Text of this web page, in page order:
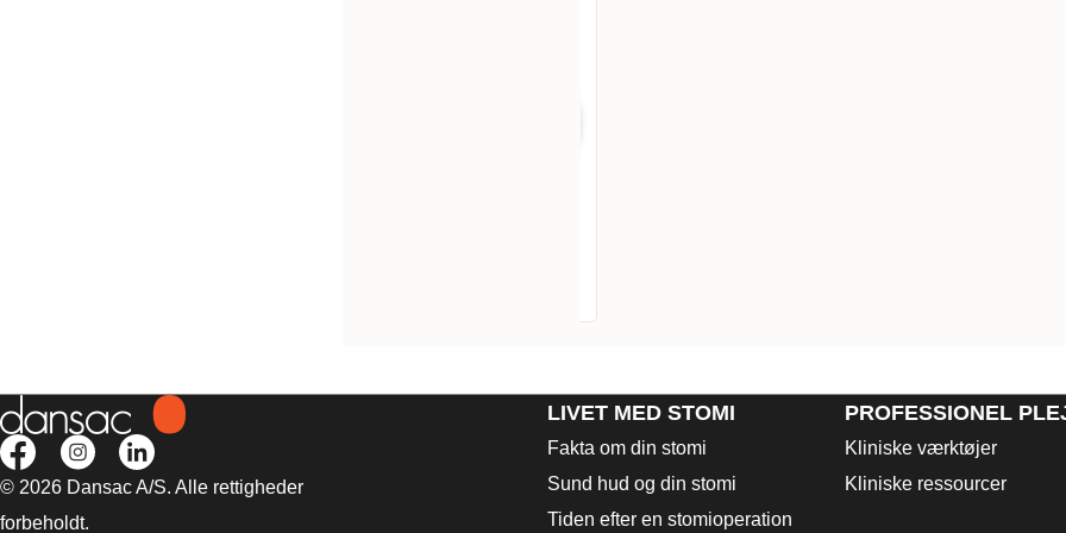
© 2026 Dansac A/S. Alle rettigheder
forbeholdt.
LIVET MED STOMI
Fakta om din stomi
Sund hud og din stomi
Tiden efter en stomioperation
PROFESSIONEL
Kliniske værktøjer
Kliniske ressourcer